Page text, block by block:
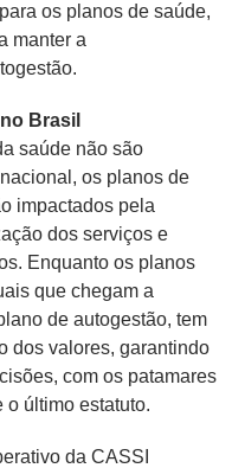
os planos de saúde,
manter a
Brasil
saúde não são
os planos de
impactados pela
dos serviços e
Enquanto os planos
que chegam a
de autogestão, tem
dos valores, garantindo
com os patamares
último estatuto.
da CASSI